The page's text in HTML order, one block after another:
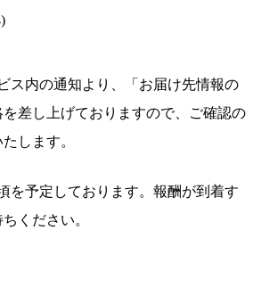
ス内の通知より、「お届け先情報の
差し上げておりますので、ご確認の
します。
を予定しております。報酬が到着す
ください。